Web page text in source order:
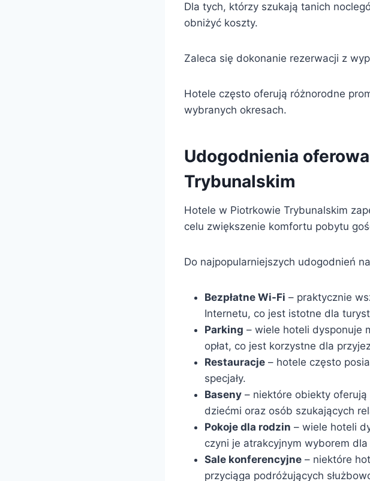
Dla tych, którzy szukają tanich
obniżyć koszty.
Zaleca się dokonanie rezerwacji z
Hotele często oferują różnorodne
wybranych okresach.
Udogodnienia
Trybunalskim
Hotele w Piotrkowie Trybunalskim
celu zwiększenie komfortu pobytu
Do najpopularniejszych udogodnień
Bezpłatne Wi-Fi – praktycznie
Internetu, co jest istotne dla
Parking – wiele hoteli dysponuje
opłat, co jest korzystne dla
Restauracje – hotele często
specjały.
Baseny – niektóre obiekty
dziećmi oraz osób szukających
Pokoje dla rodzin – wiele hoteli
czyni je atrakcyjnym wyborem
Sale konferencyjne – niektóre
przyciąga podróżujących